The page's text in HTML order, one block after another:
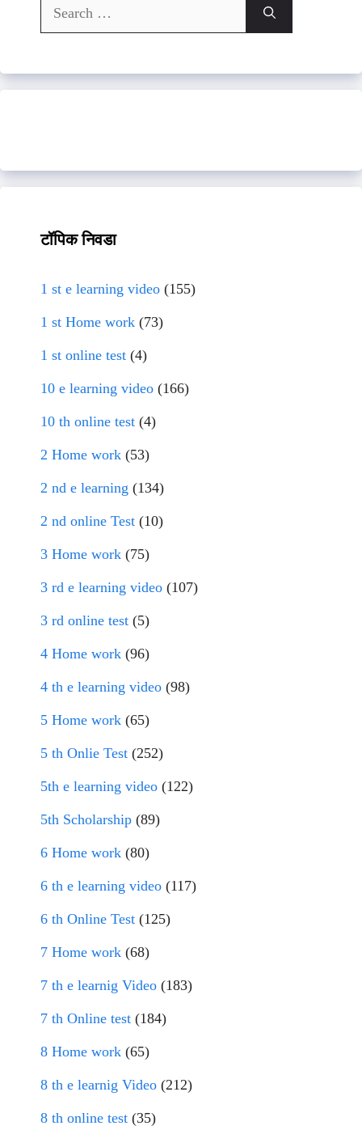
Search
for:
टॉपिक निवडा
1 st e learning video (155)
1 st Home work (73)
1 st online test (4)
10 e learning video (166)
10 th online test (4)
2 Home work (53)
2 nd e learning (134)
2 nd online Test (10)
3 Home work (75)
3 rd e learning video (107)
3 rd online test (5)
4 Home work (96)
4 th e learning video (98)
5 Home work (65)
5 th Onlie Test (252)
5th e learning video (122)
5th Scholarship (89)
6 Home work (80)
6 th e learning video (117)
6 th Online Test (125)
7 Home work (68)
7 th e learnig Video (183)
7 th Online test (184)
8 Home work (65)
8 th e learnig Video (212)
8 th online test (35)